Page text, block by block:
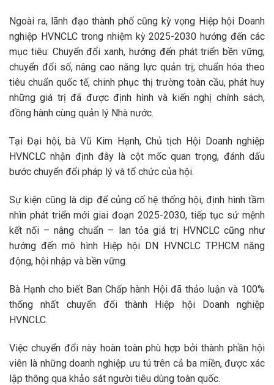
Ngoài ra, lãnh đạo thành phố cũng kỳ vọng Hiệp hội Doanh
nghiệp HVNCLC trong nhiệm kỳ 2025-2030 hướng đến các
mục tiêu: Chuyển đổi xanh, hướng đến phát triển bền vững;
chuyển đổi số, nâng cao năng lực quản trị; chuẩn hóa theo
tiêu chuẩn quốc tế, chinh phục thị trường toàn cầu, phát huy
những giá trị đã được định hình và kiến nghị chính sách,
đồng hành cùng quản lý Nhà nước.
Tại Đại hội, bà Vũ Kim Hạnh, Chủ tịch Hội Doanh nghiệp
HVNCLC nhận định đây là cột mốc quan trọng, đánh dấu
bước chuyển đổi pháp lý và tổ chức của hội.
Sự kiện cũng là dịp để củng cố hệ thống hội, định hình tầm
nhìn phát triển mới giai đoạn 2025-2030, tiếp tục sứ mệnh
kết nối – nâng chuẩn – lan tỏa giá trị HVNCLC cũng như
hướng đến mô hình Hiệp hội DN HVNCLC TP.HCM năng
động, hội nhập và bền vững.
Bà Hạnh cho biết Ban Chấp hành Hội đã thảo luận và 100%
thống nhất chuyển đổi thành Hiệp hội Doanh nghiệp
HVNCLC.
Việc chuyển đổi này hoàn toàn phù hợp bởi thành phần hội
viên là những doanh nghiệp ưu tú trên cả ba miền, được xác
lập thông qua khảo sát người tiêu dùng toàn quốc.